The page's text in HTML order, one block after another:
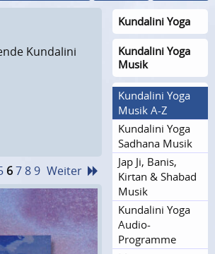
Kundalini
67 89 Weiter
Kundalini Yoga
Kundalini Yoga
Musik
Kundalini Yoga
Musik A-Z
Kundalini Yoga
Sadhana Musik
Jap Ji, Banis,
Kirtan & Shabad
Musik
Kundalini Yoga
Audio-
Programme